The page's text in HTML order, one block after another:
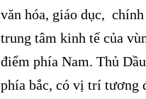
văn hóa, giáo dục,
trung tâm kinh tế của
điểm phía Nam. Thủ
phía bắc, có vị trí tương